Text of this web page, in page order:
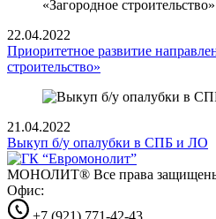
22.04.2022
Приоритетное развитие
строительство»
21.04.2022
Выкуп б/у опалубки в СПБ и ЛО
МОНОЛИТ® Все права
Офис:
+7 (921) 771-42-43